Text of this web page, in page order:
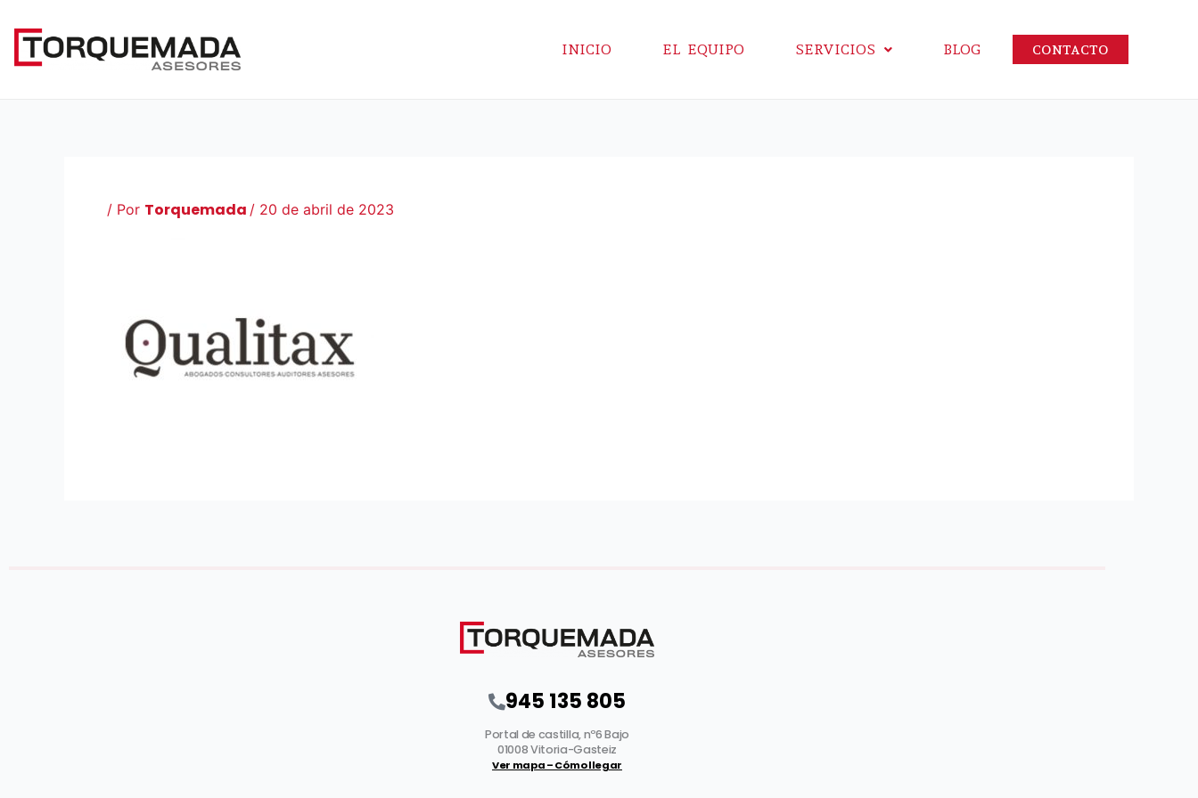
contenido
INICIO EL EQUIPO SERVICIOS BLOG CONTACTO
/ Por Torquemada / 20 de abril de 2023
945 135 805
Portal de castilla, nº6 Bajo
01008 Vitoria-Gasteiz
Ver mapa – Cómo llegar